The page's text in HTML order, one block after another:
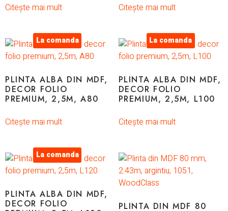
Citește mai mult Citește mai mult
La comanda
PLINTA ALBA DIN MDF,
DECOR FOLIO
PREMIUM, 2,5M, A80
Citește mai mult
La comanda
PLINTA ALBA DIN MDF,
DECOR FOLIO
PREMIUM, 2,5M, L100
Citește mai mult
La comanda
PLINTA ALBA DIN MDF,
DECOR FOLIO
PLINTA DIN MDF 80